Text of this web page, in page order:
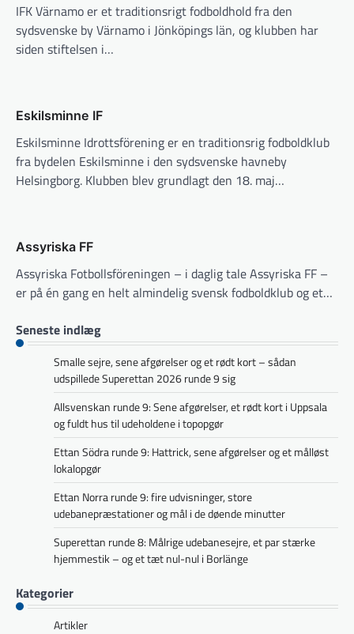
IFK Värnamo er et traditionsrigt fodboldhold fra den
sydsvenske by Värnamo i Jönköpings län, og klubben har
siden stiftelsen i…
Eskilsminne IF
Eskilsminne Idrottsförening er en traditionsrig fodboldklub
fra bydelen Eskilsminne i den sydsvenske havneby
Helsingborg. Klubben blev grundlagt den 18. maj…
Assyriska FF
Assyriska Fotbollsföreningen – i daglig tale Assyriska FF –
er på én gang en helt almindelig svensk fodboldklub og et…
Seneste indlæg
Smalle sejre, sene afgørelser og et rødt kort – sådan
udspillede Superettan 2026 runde 9 sig
Allsvenskan runde 9: Sene afgørelser, et rødt kort i Uppsala
og fuldt hus til udeholdene i topopgør
Ettan Södra runde 9: Hattrick, sene afgørelser og et målløst
lokalopgør
Ettan Norra runde 9: fire udvisninger, store
udebanepræstationer og mål i de døende minutter
Superettan runde 8: Målrige udebanesejre, et par stærke
hjemmestik – og et tæt nul-nul i Borlänge
Kategorier
Artikler